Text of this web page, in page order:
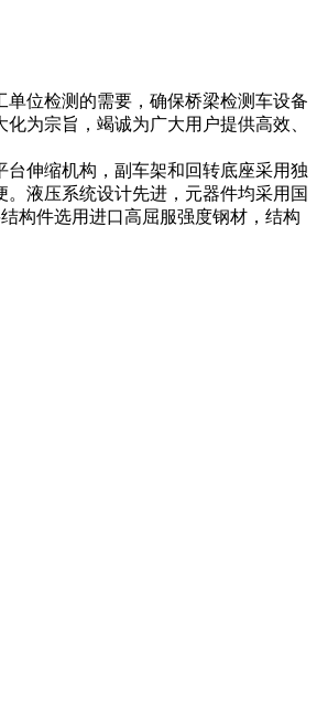
位检测的需要，确保桥梁检测车设备
为宗旨，竭诚为广大用户提供高效、
伸缩机构，副车架和回转底座采用独
液压系统设计先进，元器件均采用国
构件选用进口高屈服强度钢材，结构